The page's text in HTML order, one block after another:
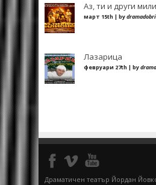
Аз, ти и други
март 15th | by
Лазарица
февруари 27th | by
Драматичен театър Йордан